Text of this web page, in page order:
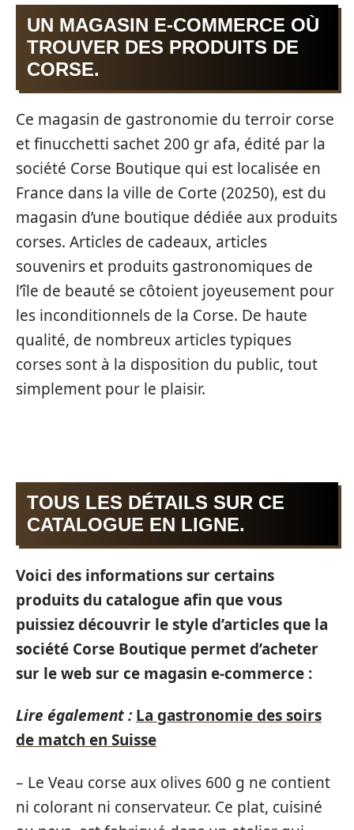
UN MAGASIN E-COMMERCE OÙ
TROUVER DES PRODUITS DE
CORSE.
Ce magasin de gastronomie du terroir corse
et finucchetti sachet 200 gr afa, édité par la
société Corse Boutique qui est localisée en
France dans la ville de Corte (20250), est du
magasin d’une boutique dédiée aux produits
corses. Articles de cadeaux, articles
souvenirs et produits gastronomiques de
l’île de beauté se côtoient joyeusement pour
les inconditionnels de la Corse. De haute
qualité, de nombreux articles typiques
corses sont à la disposition du public, tout
simplement pour le plaisir.
TOUS LES DÉTAILS SUR CE
CATALOGUE EN LIGNE.
Voici des informations sur certains
produits du catalogue afin que vous
puissiez découvrir le style d’articles que la
société Corse Boutique permet d’acheter
sur le web sur ce magasin e-commerce :
Lire également : La gastronomie des soirs
de match en Suisse
– Le Veau corse aux olives 600 g ne contient
ni colorant ni conservateur. Ce plat, cuisiné